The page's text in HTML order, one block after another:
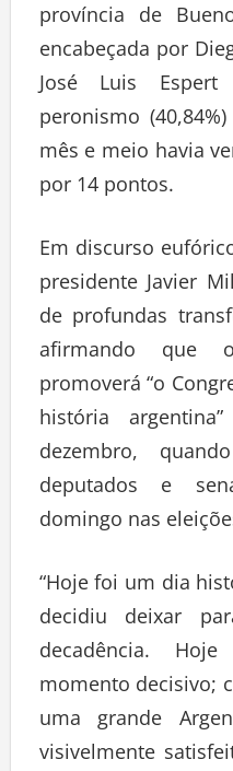
província de
encabeçada por
José Luis Espert
peronismo
mês e meio havia
por 14 pontos.
Em discurso
presidente Javier
de profundas
afirmando que
promoverá “o
história
dezembro,
deputados e
domingo nas
“Hoje foi um dia
decidiu deixar
decadência.
momento decisivo;
uma grande
visivelmente